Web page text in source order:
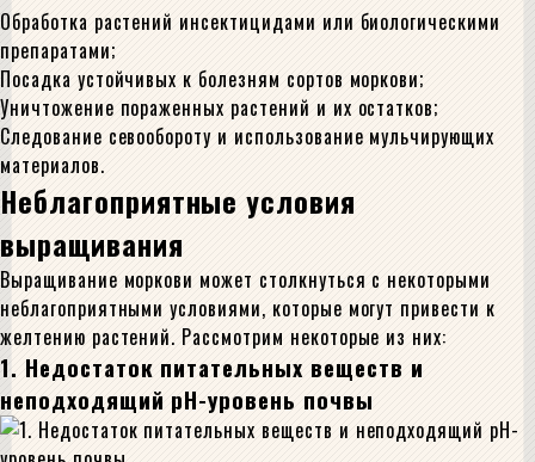
Обработка растений инсектицидами или биологическими
препаратами;
Посадка устойчивых к болезням сортов моркови;
Уничтожение пораженных растений и их остатков;
Следование севообороту и использование мульчирующих
материалов.
Неблагоприятные условия
выращивания
Выращивание моркови может столкнуться с некоторыми
неблагоприятными условиями, которые могут привести к
желтению растений. Рассмотрим некоторые из них:
1. Недостаток питательных веществ и
неподходящий pH-уровень почвы